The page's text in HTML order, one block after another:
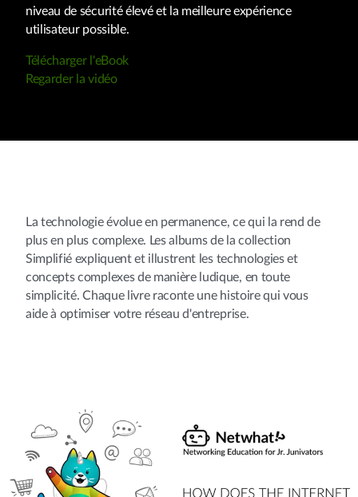
niveau de sécurité élevé et la meilleure expérience
utilisateur possible.
Télécharger l'eBook
Regarder la vidéo
La technologie évolue en permanence, ce qui la rend de
plus en plus complexe. Les albums de la collection
Simplifié expliquent et illustrent les technologies et
concepts complexes de manière ludique, en toute
simplicité. Chaque livre raconte une histoire qui vous
aide à optimiser votre réseau d'entreprise.